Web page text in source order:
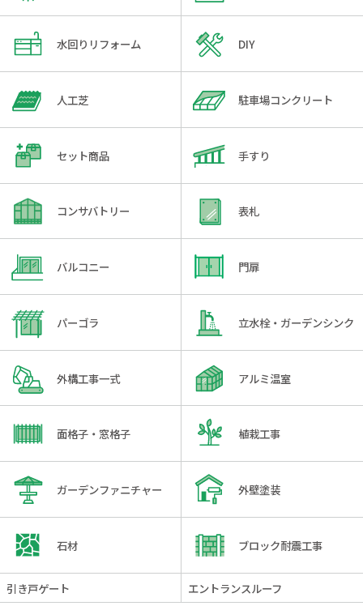
水回りリフォーム DIY
人工芝 駐車場コンクリート
セット商品 手すり
コンサバトリー 表札
バルコニー 門扉
パーゴラ 立水栓・ガーデンシンク
外構工事一式 アルミ温室
面格子・窓格子 植栽工事
ガーデンファニチャー 外壁塗装
石材 ブロック耐震工事
引き戸ゲート エントランスルーフ